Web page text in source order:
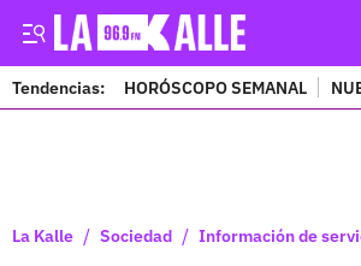
Tendencias: HORÓSCOPO SEMANAL
La Kalle / Sociedad / Información de